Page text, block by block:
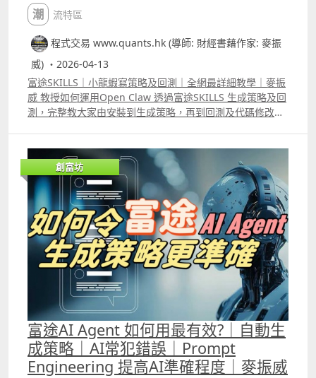
潮流特區
程式交易 www.quants.hk (導師: 財經書藉作家: 麥振
威) ・2026-04-13
富途SKILLS｜小龍蝦寫策略及回測｜全網最詳細教學｜麥振
威 教授如何運用Open Claw 透過富途SKILLS 生成策略及回
測，完整教大家由安裝到生成策略，再到回測及代碼修改。
運用龍蝦生成策略及回測，便必需懂得它的優點及缺點，以
及懂得識別AI生成策略時的錯誤。
創富坊
富途AI Agent 如何用最有效?｜自動生
成策略｜AI常犯錯誤｜Prompt
Engineering 提高AI準確程度｜麥振威